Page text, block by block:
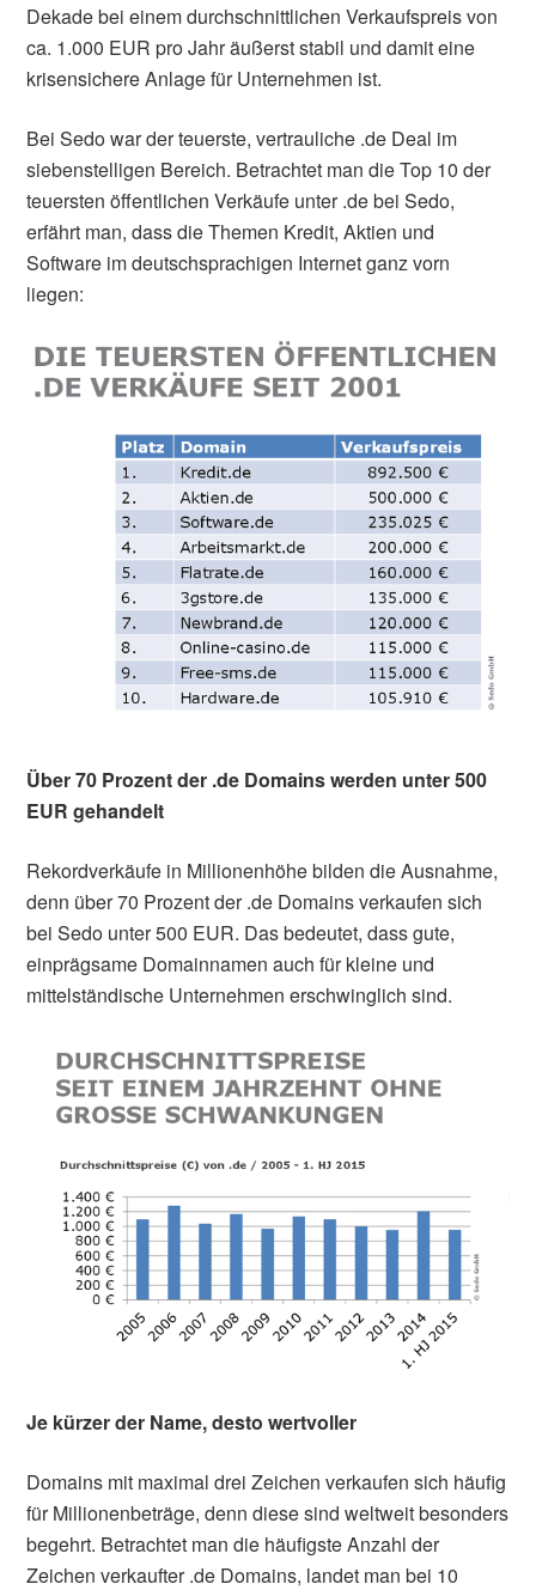
Dekade bei einem durchschnittlichen Verkaufspreis von
ca. 1.000 EUR pro Jahr äußerst stabil und damit eine
krisensichere Anlage für Unternehmen ist.
Bei Sedo war der teuerste, vertrauliche .de Deal im
siebenstelligen Bereich. Betrachtet man die Top 10 der
teuersten öffentlichen Verkäufe unter .de bei Sedo,
erfährt man, dass die Themen Kredit, Aktien und
Software im deutschsprachigen Internet ganz vorn
liegen:
Über 70 Prozent der .de Domains werden unter 500
EUR gehandelt
Rekordverkäufe in Millionenhöhe bilden die Ausnahme,
denn über 70 Prozent der .de Domains verkaufen sich
bei Sedo unter 500 EUR. Das bedeutet, dass gute,
einprägsame Domainnamen auch für kleine und
mittelständische Unternehmen erschwinglich sind.
Je kürzer der Name, desto wertvoller
Domains mit maximal drei Zeichen verkaufen sich häufig
für Millionenbeträge, denn diese sind weltweit besonders
begehrt. Betrachtet man die häufigste Anzahl der
Zeichen verkaufter .de Domains, landet man bei 10